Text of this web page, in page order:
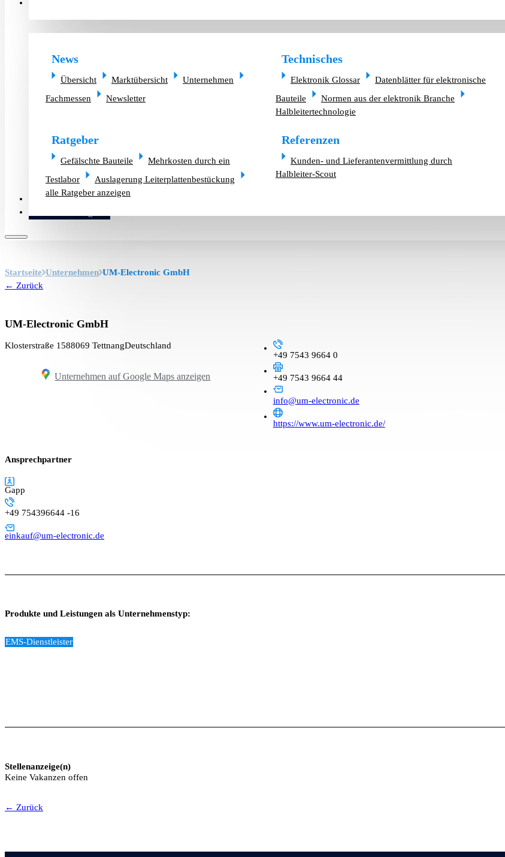
News
Übersicht Marktübersicht
Unternehmen
Fachmessen
Newsletter
Technisches
Elektronik Glossar
Datenblätter für elektronische
Bauteile
Normen aus der elektronik Branche
Halbleitertechnologie
Ratgeber
Gefälschte Bauteile
Mehrkosten durch ein
Testlabor
Auslagerung Leiterplattenbestückung
alle Ratgeber anzeigen
Referenzen
Kunden- und Lieferantenvermittlung durch
Halbleiter-Scout
Altlager verkaufen
Startseite Unternehmen UM-Electronic GmbH
← Zurück
UM-Electronic GmbH
Klosterstraße 1588069 TettnangDeutschland
Unternehmen auf Google Maps anzeigen
+49 7543 9664 0
+49 7543 9664 44
info@um-electronic.de
https://www.um-electronic.de/
Ansprechpartner
Gapp
+49 754396644 -16
einkauf@um-electronic.de
Produkte und Leistungen als Unternehmenstyp:
EMS-Dienstleister
Stellenanzeige(n)
Keine Vakanzen offen
← Zurück